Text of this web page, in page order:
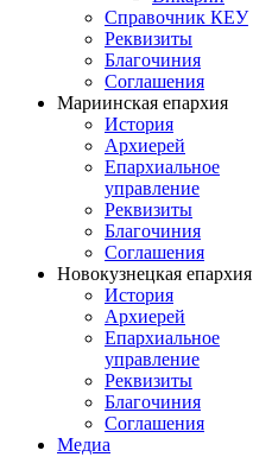
Справочник КЕУ
Реквизиты
Благочиния
Соглашения
Мариинская епархия
История
Архиерей
Епархиальное
управление
Реквизиты
Благочиния
Соглашения
Новокузнецкая епархия
История
Архиерей
Епархиальное
управление
Реквизиты
Благочиния
Соглашения
Медиа